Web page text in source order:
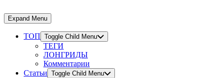
Expand Menu
ТОП Toggle Child Menu
ТЕГИ
ЛОНГРИДЫ
Комментарии
Статьи Toggle Child Menu